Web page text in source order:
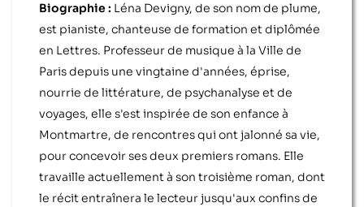
Biographie : Léna Devigny, de son nom de plume,
est pianiste, chanteuse de formation et diplômée
en Lettres. Professeur de musique à la Ville de
Paris depuis une vingtaine d'années, éprise,
nourrie de littérature, de psychanalyse et de
voyages, elle s'est inspirée de son enfance à
Montmartre, de rencontres qui ont jalonné sa vie,
pour concevoir ses deux premiers romans. Elle
travaille actuellement à son troisième roman, dont
le récit entraînera le lecteur jusqu'aux confins de